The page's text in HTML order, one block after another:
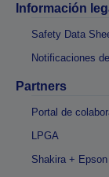
Información
Safety Data
Notificaciones
Partners
Portal de
LPGA
Shakira + Epson